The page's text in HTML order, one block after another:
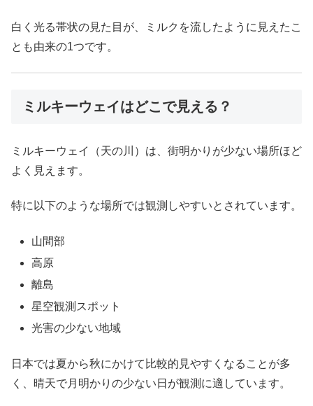
白く光る帯状の見た目が、ミルクを流したように見えたこ
とも由来の1つです。
ミルキーウェイはどこで見える？
ミルキーウェイ（天の川）は、街明かりが少ない場所ほど
よく見えます。
特に以下のような場所では観測しやすいとされています。
山間部
高原
離島
星空観測スポット
光害の少ない地域
日本では夏から秋にかけて比較的見やすくなることが多
く、晴天で月明かりの少ない日が観測に適しています。